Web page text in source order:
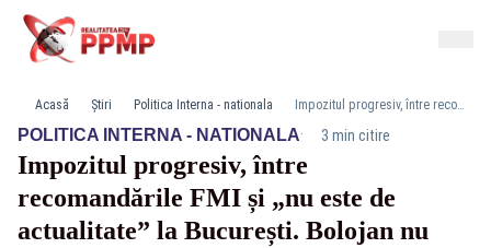
Acasă Știri Politica Interna - nationala Impozitul progresiv, între recomandările FMI și „nu este de actualitate” la București. Bolojan nu crede în sfaturi de la specialiști
POLITICA INTERNA - NATIONALA· 3 min citire
Impozitul progresiv, între
recomandările FMI și „nu este de
actualitate” la București. Bolojan nu